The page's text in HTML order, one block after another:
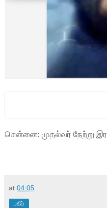
சென்னை: முதல்வர் நேற்று
at 04:05
பகிர்